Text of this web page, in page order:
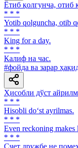
Ётиб қолгунча, отиб
* * *
Yotib qolguncha, otib
* * *
King for a day.
* * *
Калиф на час.
#фойда ва зарар
Ҳисобли дўст
* * *
Hisobli do‘st ayrilmas.
* * *
Even reckoning makes
* * *